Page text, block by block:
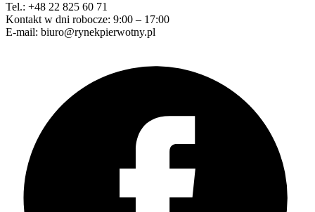
Tel.: +48 22 825 60 71
Kontakt w dni robocze: 9:00 – 17:00
E-mail: biuro@rynekpierwotny.pl